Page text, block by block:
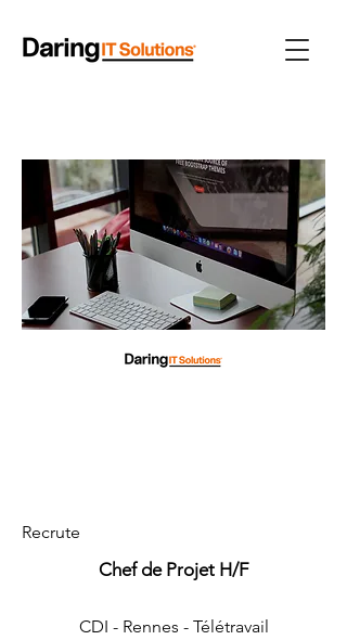
Recrute
Chef de Projet H/F
CDI - Rennes - Télétravail